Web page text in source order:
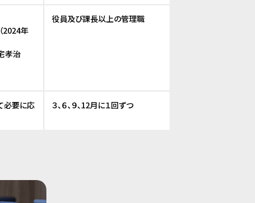
2024年
孝治
役員及び課長以上の管理職
必要に応
３、６、９、12月に１回ずつ